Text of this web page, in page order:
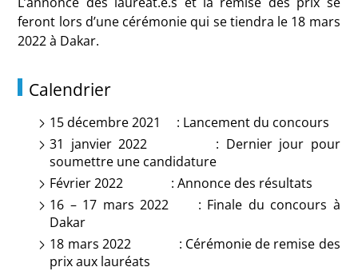
feront lors d’une cérémonie qui se tiendra le 18 mars
2022 à Dakar.
Calendrier
15 décembre 2021 : Lancement du concours
31 janvier 2022 : Dernier jour pour
soumettre une candidature
Février 2022 : Annonce des résultats
16 – 17 mars 2022 : Finale du concours à
Dakar
18 mars 2022 : Cérémonie de remise des
prix aux lauréats